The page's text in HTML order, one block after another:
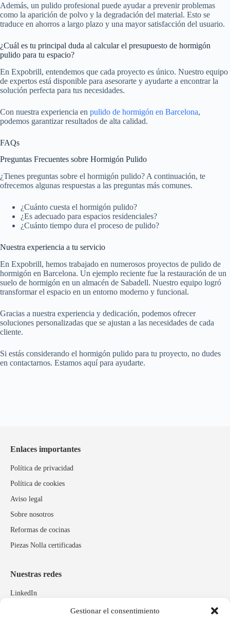
Gestionar el consentimiento
Además, un pulido profesional puede ayudar a prevenir problemas
como la aparición de polvo y la degradación del material. Esto se
traduce en ahorros a largo plazo y una mayor satisfacción del usuario.
¿Cuál es tu principal duda al calcular el presupuesto de hormigón
pulido para tu espacio?
En Expobrill, entendemos que cada proyecto es único. Nuestro equipo
de expertos está disponible para asesorarte y ayudarte a encontrar la
solución perfecta para tus necesidades.
Con nuestra experiencia en pulido de hormigón en Barcelona,
podemos garantizar resultados de alta calidad.
FAQs
Preguntas Frecuentes sobre Hormigón Pulido
¿Tienes preguntas sobre el hormigón pulido? A continuación, te
ofrecemos algunas respuestas a las preguntas más comunes.
¿Cuánto cuesta el hormigón pulido?
¿Es adecuado para espacios residenciales?
¿Cuánto tiempo dura el proceso de pulido?
Nuestra experiencia a tu servicio
En Expobrill, hemos trabajado en numerosos proyectos de pulido de
hormigón en Barcelona. Un ejemplo reciente fue la restauración de un
suelo de hormigón en un almacén de Sabadell. Nuestro equipo logró
transformar el espacio en un entorno moderno y funcional.
Gracias a nuestra experiencia y dedicación, podemos ofrecer
soluciones personalizadas que se ajustan a las necesidades de cada
cliente.
Si estás considerando el hormigón pulido para tu proyecto, no dudes
en contactarnos. Estamos aquí para ayudarte.
Enlaces importantes
Política de privacidad
Política de cookies
Aviso legal
Sobre nosotros
Reformas de cocinas
Piezas Nolla certificadas
Nuestras redes
LinkedIn